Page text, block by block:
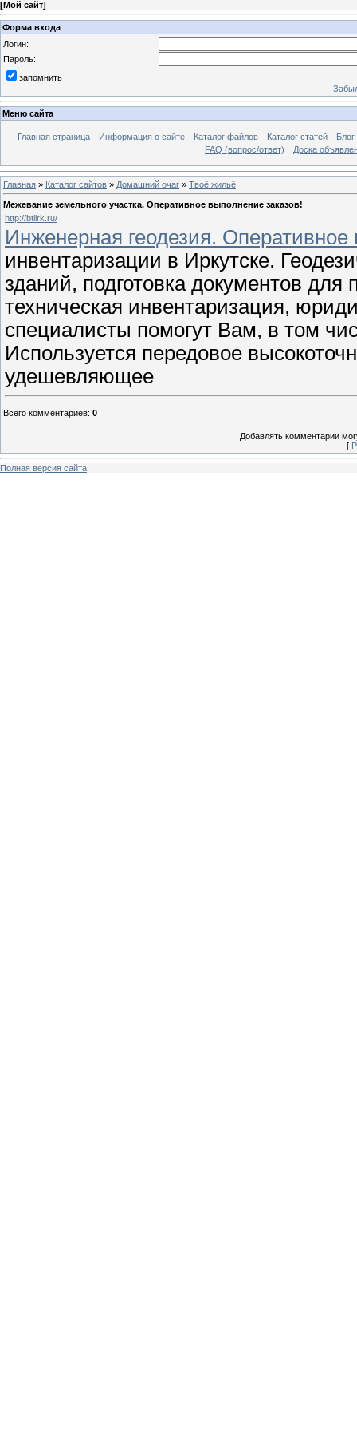
[Мой сайт]
Форма входа
Логин:
Пароль:
запомнить
Меню сайта
Главная страница Информация о сайте Каталог файлов Каталог статей
Блог
FAQ (вопрос/ответ)
Доска
Главная » Каталог сайтов » Домашний очаг » Твоё жильё
Межевание земельного участка. Оперативное выполнение заказов!
http://btiirk.ru/
Инженерная геодезия. Оперативное
инвентаризации в Иркутске.
зданий, подготовка документов для
техническая инвентаризация,
специалисты помогут Вам, в том
Используется передовое
удешевляющее
Всего комментариев: 0
Добавлять комментарии
[
Полная версия сайта